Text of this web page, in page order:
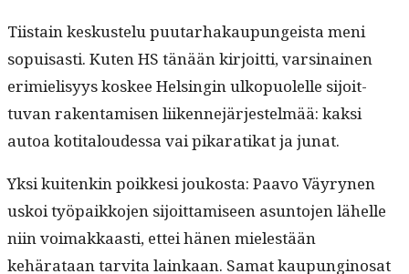
Tiis­tain keskustelu puu­tarhakaupungeista meni
sopuisas­ti. Kuten HS tänään kir­joit­ti, varsi­nainen
erim­ielisyys kos­kee Helsin­gin ulkop­uolelle sijoit­
tuvan rak­en­tamisen liiken­nejär­jestelmää: kak­si
autoa koti­taloudessa vai pikaratikat ja junat.
Yksi kuitenkin poikke­si joukos­ta: Paa­vo Väyry­nen
uskoi työ­paikko­jen sijoit­tamiseen asun­to­jen lähelle
niin voimakkaasti, ettei hänen mielestään
kehärataan tarvi­ta lainkaan. Samat kaupungi­nosat